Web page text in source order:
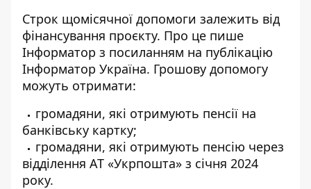
Строк щомісячної допомоги залежить від
фінансування проєкту. Про це пише
Інформатор з посиланням на публікацію
Інформатор Україна. Грошову допомогу
можуть отримати:
громадяни, які отримують пенсії на
банківську картку;
громадяни, які отримують пенсію через
відділення АТ «Укрпошта» з січня 2024
року.